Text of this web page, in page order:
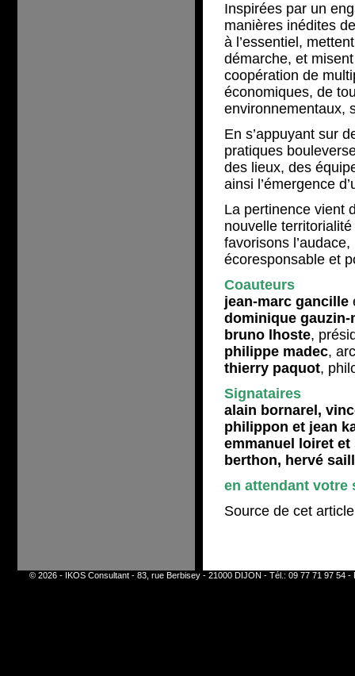
Inspirées par un
manières inédites
à l’essentiel,
démarche, et
coopération de
économiques, de
environnementaux,
En s’appuyant sur
pratiques
des lieux, des
ainsi l’émergence
La pertinence vient
nouvelle
favorisons
écoresponsable et
Coauteurs
jean-marc gancille
dominique gauzin-
bruno lhoste,
philippe madec,
thierry paquot,
Signataires
alain bornarel,
philippon et jean
emmanuel loiret
berthon, hervé
en attendant votre
Source de cet
© 2026 - IKOS Consultant - 83, rue Berbisey - 21000 DIJON - Tél.: 09 77 71 97 54